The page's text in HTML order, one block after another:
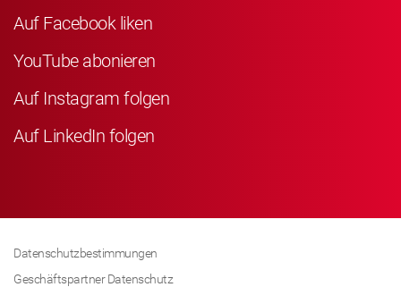
Auf Facebook liken
YouTube abonieren
Auf Instagram folgen
Auf LinkedIn folgen
Datenschutzbestimmungen
Geschäftspartner Datenschutz